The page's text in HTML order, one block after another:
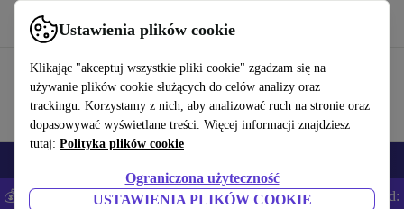
Ustawienia plików cookie
Klikając "akceptuj wszystkie pliki cookie" zgadzam się na
używanie plików cookie służących do celów analizy oraz
trackingu. Korzystamy z nich, aby analizować ruch na stronie oraz
dopasowywać wyświetlane treści. Więcej informacji znajdziesz
tutaj: Polityka plików cookie
Ograniczona użyteczność
USTAWIENIA PLIKÓW COOKIE
Korzystaj z refurbed szybko i łatwo
💰Zaoszczędź DODATKOWE 5% na wszystkich iPhone’ach – Kod: